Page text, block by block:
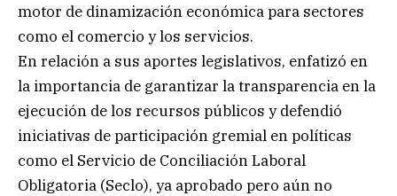
motor de dinamización económica para sectores
como el comercio y los servicios.
En relación a sus aportes legislativos, enfatizó en
la importancia de garantizar la transparencia en la
ejecución de los recursos públicos y defendió
iniciativas de participación gremial en políticas
como el Servicio de Conciliación Laboral
Obligatoria (Seclo), ya aprobado pero aún no